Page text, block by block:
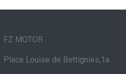
FZ MOTOR
Place Louise de Bettignies,1a